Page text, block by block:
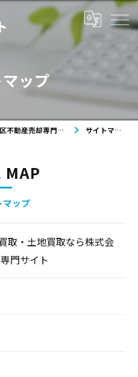
ップ
世田谷の不動産売却なら世田谷区不動産売却専門サイト サイトマップ
マップ
MAP
取・土地買取なら株式会
門サイト